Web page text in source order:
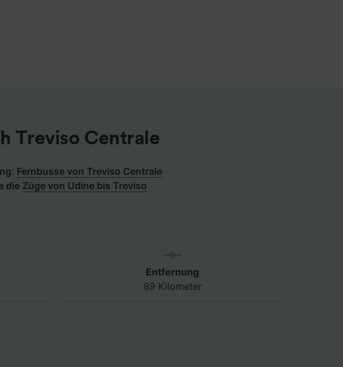
Treviso Centrale
Fernbusse von Treviso Centrale
die Züge von Udine bis Treviso
Entfernung
89 Kilometer